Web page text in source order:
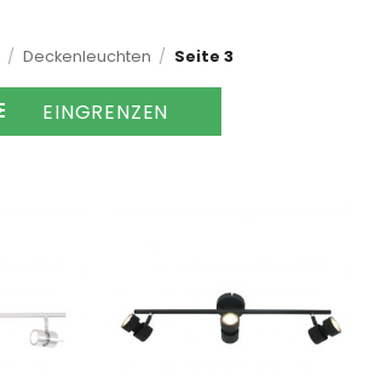
/ Deckenleuchten / Seite 3
FILTER